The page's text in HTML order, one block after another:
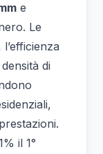
e
Le
l’efficienza
di
il 1°